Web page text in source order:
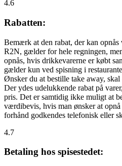
4.6
Rabatten:
Bemærk at den rabat, der kan opnås
R2N, gælder for hele regningen,
opnås, hvis drikkevarerne er købt
gælder kun ved spisning i
Ønsker du at bestille take away,
Der ydes udelukkende rabat på
pris. Det er samtidig ikke muligt at
værdibevis, hvis man ønsker at opnå
forhånd godkendes telefonisk eller
4.7
Betaling hos spisestedet: